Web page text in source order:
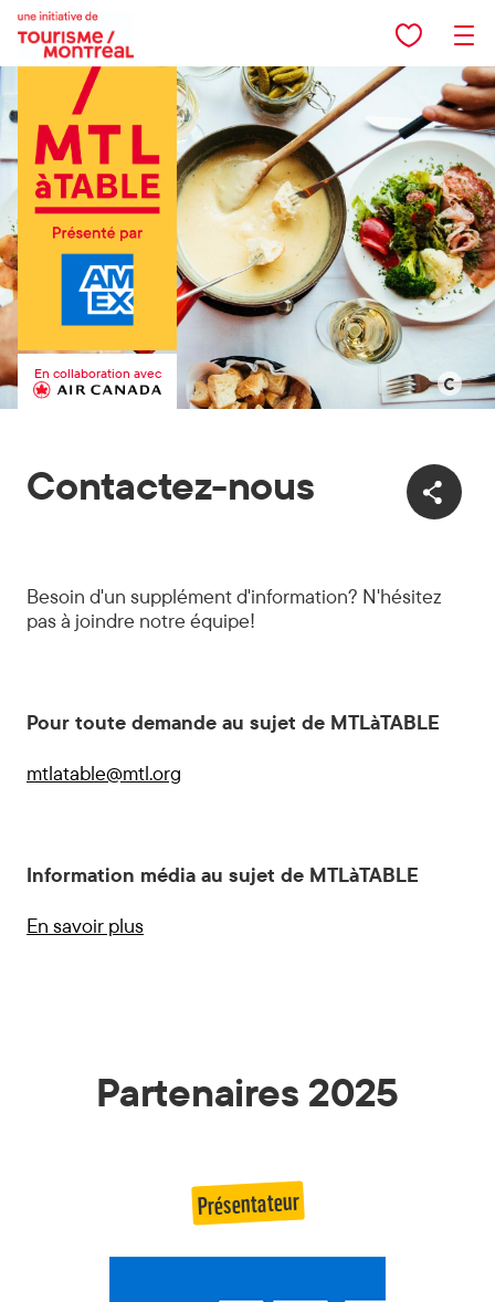
Aller au contenu principal
En collaboration avec
La
Raclette
Contactez-nous
Besoin d'un supplément d'information? N'hésitez
pas à joindre notre équipe!
Pour toute demande au sujet de MTLàTABLE
mtlatable@mtl.org
Information média au sujet de MTLàTABLE
En savoir plus
Partenaires 2025
Présentateur